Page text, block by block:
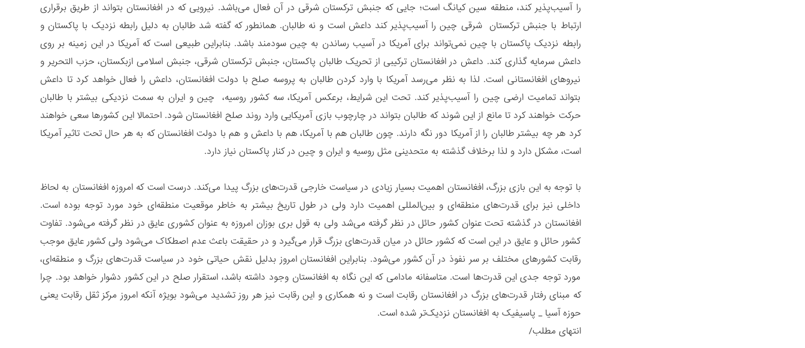
را آسیب‌پذیر کند، منطقه سین کیانگ است؛ جایی که جنبش ترکستان شرقی در آن فعال می‌باشد. نیرویی که در افغانستان بتواند از طریق برقراری
ارتباط با جنبش ترکستان شرقی چین را آسیب‌پذیر کند داعش است و نه طالبان. همانطور که گفته شد طالبان به دلیل رابطه نزدیک با پاکستان و
رابطه نزدیک پاکستان با چین نمی‌تواند برای آمریکا در آسیب رساندن به چین سودمند باشد. بنابراین طبیعی است که آمریکا در این زمینه بر روی
داعش سرمایه گذاری کند. داعش در افغانستان ترکیبی از تحریک طالبان پاکستان، جنبش ترکستان شرقی، جنبش اسلامی ازبکستان، حزب التحریر و
نیروهای افغانستانی است. لذا به نظر می‌رسد آمریکا با وارد کردن طالبان به پروسه صلح با دولت افغانستان، داعش را فعال خواهد کرد تا داعش
بتواند تمامیت ارضی چین را آسیب‌پذیر کند. تحت این شرایط، برعکس آمریکا، سه کشور روسیه، چین و ایران به سمت نزدیکی بیشتر با طالبان
حرکت خواهند کرد تا مانع از این شوند که طالبان بتواند در چارچوب بازی آمریکایی وارد روند صلح افغانستان شود. احتمالا این کشورها سعی خواهند
کرد هر چه بیشتر طالبان را از آمریکا دور نگه دارند. چون طالبان هم با آمریکا، هم با داعش و هم با دولت افغانستان که به هر حال تحت تاثیر آمریکا
است، مشکل دارد و لذا برخلاف گذشته به متحدینی مثل روسیه و ایران و چین در کنار پاکستان نیاز دارد.
با توجه به این بازی بزرگ، افغانستان اهمیت بسیار زیادی در سیاست خارجی قدرت‌های بزرگ پیدا می‌کند. درست است که امروزه افغانستان به لحاظ
داخلی نیز برای قدرت‌های منطقه‌ای و بین‌المللی اهمیت دارد ولی در طول تاریخ بیشتر به خاطر موقعیت منطقه‌ای خود مورد توجه بوده است.
افغانستان در گذشته تحت عنوان کشور حائل در نظر گرفته می‌شد ولی به قول بری بوزان امروزه به عنوان کشوری عایق در نظر گرفته می‌شود. تفاوت
کشور حائل و عایق در این است که کشور حائل در میان قدرت‌های بزرگ قرار می‌گیرد و در حقیقت باعث عدم اصطکاک می‌شود ولی کشور عایق موجب
رقابت کشورهای مختلف بر سر نفوذ در آن کشور می‌شود. بنابراین افغانستان امروز بدلیل نقش حیاتی خود در سیاست قدرت‌های بزرگ و منطقه‌ای،
مورد توجه جدی این قدرت‌ها است. متاسفانه مادامی که این نگاه به افغانستان وجود داشته باشد، استقرار صلح در این کشور دشوار خواهد بود. چرا
که مبنای رفتار قدرت‌های بزرگ در افغانستان رقابت است و نه همکاری و این رقابت نیز هر روز تشدید می‌شود بویژه آنکه امروز مرکز ثقل رقابت یعنی
حوزه آسیا _ پاسیفیک به افغانستان نزدیک‌تر شده است.
انتهای مطلب/